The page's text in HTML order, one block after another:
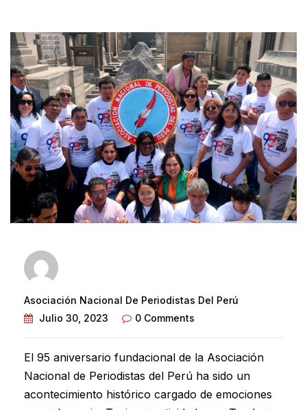
Asociación Nacional De Periodistas Del Perú
Julio 30, 2023
0 Comments
El 95 aniversario fundacional de la Asociación
Nacional de Periodistas del Perú ha sido un
acontecimiento histórico cargado de emociones